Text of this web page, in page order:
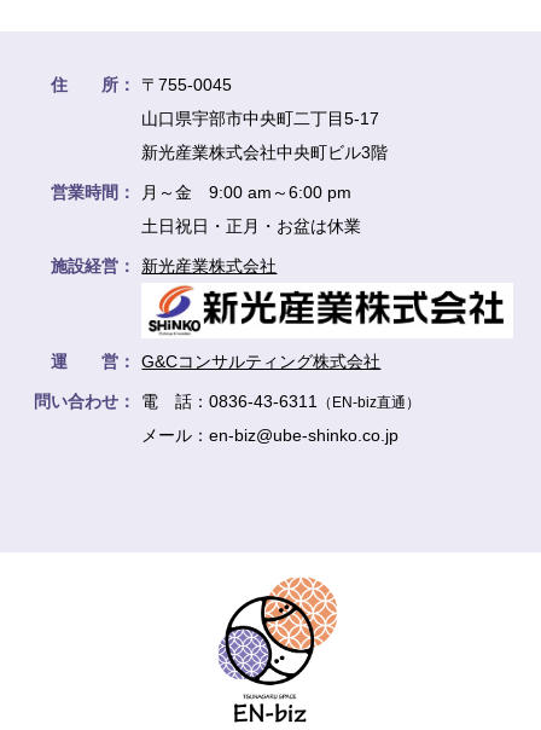
住 所：
〒755-0045
山口県宇部市中央町二丁目5-17
新光産業株式会社中央町ビル3階
営業時間：
月～金 9:00 am～6:00 pm
土日祝日・正月・お盆は休業
施設経営： 新光産業株式会社
運 営： G&Cコンサルティング株式会社
問い合わせ： 電 話：0836-43-6311 （EN-biz直通）
メール：en-biz@ube-shinko.co.jp